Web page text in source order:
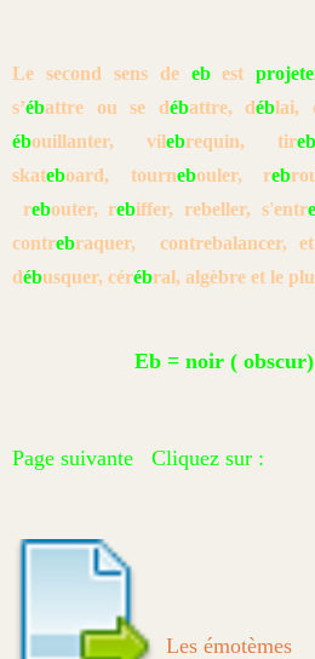
Le second sens de ebest
s’ébattre ou se débattre, déblai,
ébouillanter, vilebrequin, tireb
skateboard, tournebouler, reb
rebouter, rebiffer, rebeller, s'entr
contrebraquer, contrebalancer, et
débusquer, cérébral, algèbre et le
Eb = noir (
Page suivante Cliquez sur :
Les émotèmes